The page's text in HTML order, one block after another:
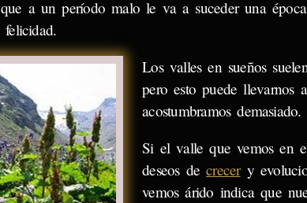
a un período malo le va a suceder una
Los valles en sueños
pero esto puede llevarnos a
acostumbramos demasiado.
Si el valle que vemos en
deseos decrecery
vemos árido indica que